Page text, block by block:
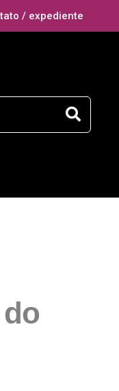
/ expediente